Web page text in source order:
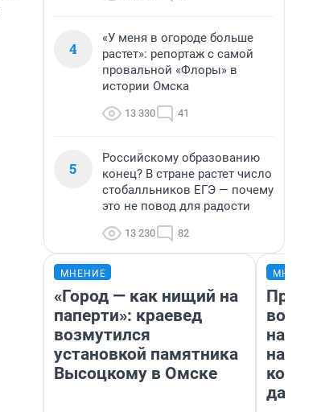
4
«У меня в огороде больше
растет»: репортаж с самой
провальной «Флоры» в
истории Омска
13 330 41
5
Российскому образованию
конец? В стране растет число
стобалльников ЕГЭ — почему
это не повод для радости
13 230 82
МНЕНИЕ
«Город — как нищий на
паперти»: краевед
возмутился
установкой памятника
Высоцкому в Омске
нам
даже